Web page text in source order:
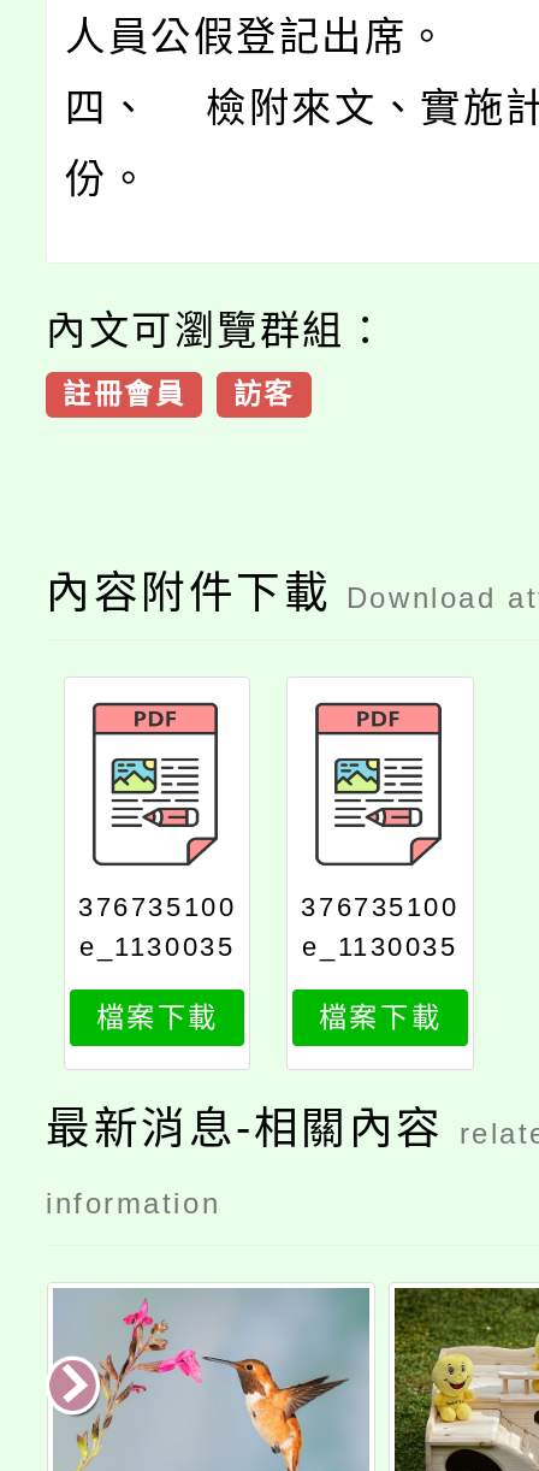
人員公假登記出席。
四、 檢附來文、實施
份。
內文可瀏覽群組：
註冊會員 訪客
內容附件下載 Download
376735100
e_1130035
360_attach
2
檔案下載
376735100
e_1130035
360_attach
1
檔案下載
最新消息-相關內容
information